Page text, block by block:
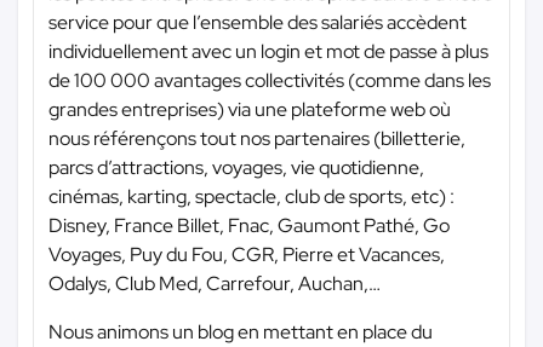
service pour que l’ensemble des salariés accèdent
individuellement avec un login et mot de passe à plus
de 100 000 avantages collectivités (comme dans les
grandes entreprises) via une plateforme web où
nous référençons tout nos partenaires (billetterie,
parcs d’attractions, voyages, vie quotidienne,
cinémas, karting, spectacle, club de sports, etc) :
Disney, France Billet, Fnac, Gaumont Pathé, Go
Voyages, Puy du Fou, CGR, Pierre et Vacances,
Odalys, Club Med, Carrefour, Auchan,…
Nous animons un blog en mettant en place du